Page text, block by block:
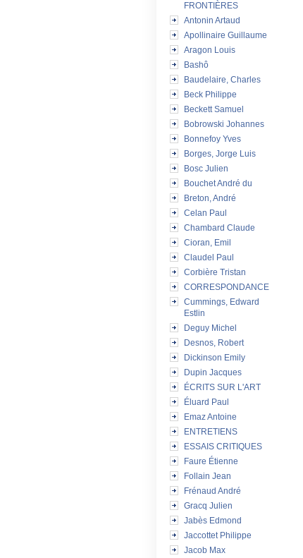
FRONTIÈRES
Antonin Artaud
Apollinaire Guillaume
Aragon Louis
Bashô
Baudelaire, Charles
Beck Philippe
Beckett Samuel
Bobrowski Johannes
Bonnefoy Yves
Borges, Jorge Luis
Bosc Julien
Bouchet André du
Breton, André
Celan Paul
Chambard Claude
Cioran, Emil
Claudel Paul
Corbière Tristan
CORRESPONDANCE
Cummings, Edward
Estlin
Deguy Michel
Desnos, Robert
Dickinson Emily
Dupin Jacques
ÉCRITS SUR L'ART
Éluard Paul
Emaz Antoine
ENTRETIENS
ESSAIS CRITIQUES
Faure Étienne
Follain Jean
Frénaud André
Gracq Julien
Jabès Edmond
Jaccottet Philippe
Jacob Max